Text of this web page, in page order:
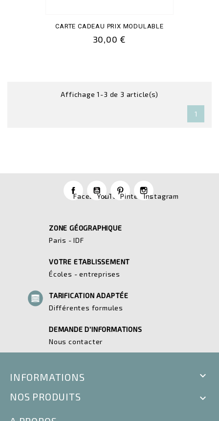
CARTE CADEAU PRIX MODULABLE
30,00 €
Affichage 1-3 de 3 article(s)
1
FacebookYouTubePinterestInstagram
ZONE GÉOGRAPHIQUE
Paris - IDF
VOTRE ETABLISSEMENT
Écoles - entreprises
TARIFICATION ADAPTÉE
Différentes formules
DEMANDE D'INFORMATIONS
Nous contacter
INFORMATIONS

NOS PRODUITS
